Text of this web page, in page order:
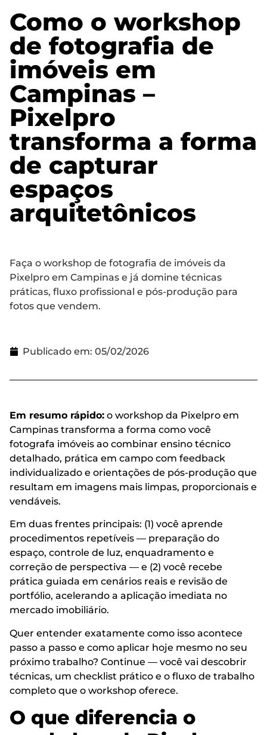
Como o workshop
de fotografia de
imóveis em
Campinas –
Pixelpro
transforma a forma
de capturar
espaços
arquitetônicos
Faça o workshop de fotografia de imóveis da
Pixelpro em Campinas e já domine técnicas
práticas, fluxo profissional e pós-produção para
fotos que vendem.
Publicado em: 05/02/2026
Em resumo rápido: o workshop da Pixelpro em
Campinas transforma a forma como você
fotografa imóveis ao combinar ensino técnico
detalhado, prática em campo com feedback
individualizado e orientações de pós-produção que
resultam em imagens mais limpas, proporcionais e
vendáveis.
Em duas frentes principais: (1) você aprende
procedimentos repetíveis — preparação do
espaço, controle de luz, enquadramento e
correção de perspectiva — e (2) você recebe
prática guiada em cenários reais e revisão de
portfólio, acelerando a aplicação imediata no
mercado imobiliário.
Quer entender exatamente como isso acontece
passo a passo e como aplicar hoje mesmo no seu
próximo trabalho? Continue — você vai descobrir
técnicas, um checklist prático e o fluxo de trabalho
completo que o workshop oferece.
O que diferencia o